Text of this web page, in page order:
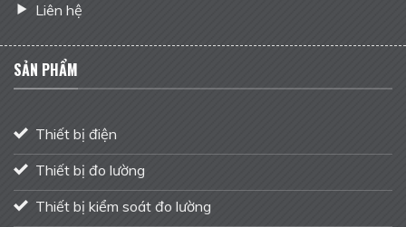
Liên hệ
SẢN PHẨM
Thiết bị điện
Thiết bị đo lường
Thiết bị kiểm soát đo lường